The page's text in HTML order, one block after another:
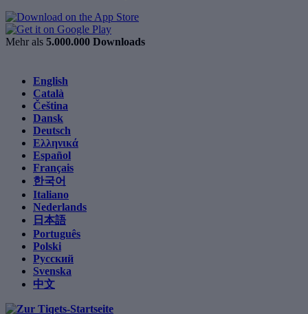
Mehr als 5.000.000 Downloads
English
Català
Čeština
Dansk
Deutsch
Ελληνικά
Español
Français
한국어
Italiano
Nederlands
日本語
Português
Polski
Русский
Svenska
中文